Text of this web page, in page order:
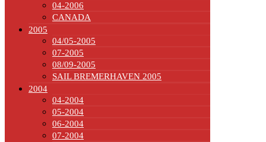
04-2006
CANADA
2005
04/05-2005
07-2005
08/09-2005
SAIL BREMERHAVEN 2005
2004
04-2004
05-2004
06-2004
07-2004